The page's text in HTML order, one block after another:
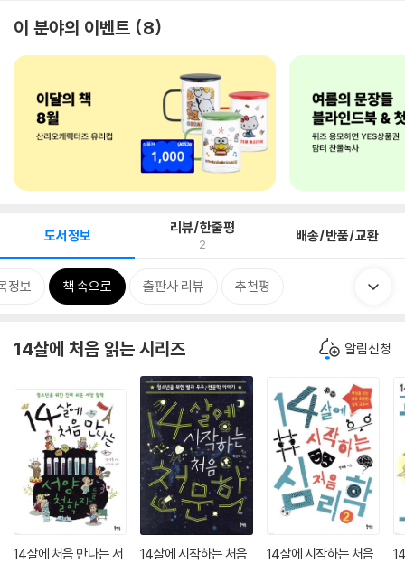
이 분야의 이벤트 8
도서정보 리뷰/한줄평
2 배송/반품/교환
정보 책 속으로 출판사 리뷰 추천평
14살에 처음 읽는 시리즈 알림신청
14살에 처음 만나는 서
14살에 시작하는 처음
14살에 시작하는 처음